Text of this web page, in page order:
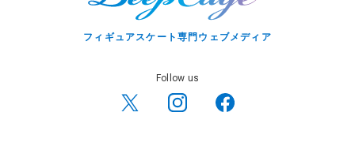
フィギュアスケート専門ウェブメディア
Follow us